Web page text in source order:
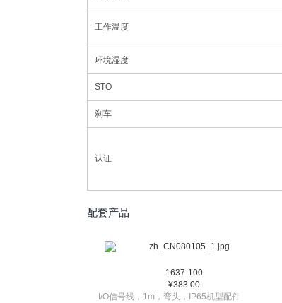
工作温度
环境湿度
STO
刹车
认证
配套产品
1637-100
¥383.00
I/O信号线，1m，弯头，IP65机型配件